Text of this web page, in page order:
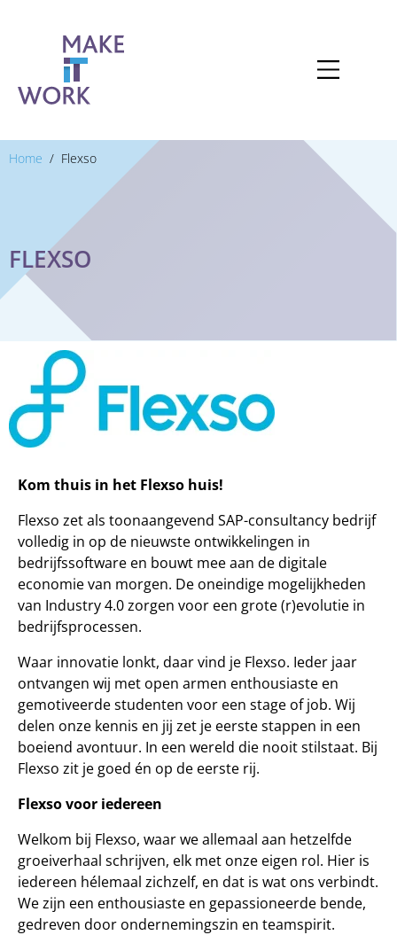
FLEXSO
Home Flexso
Kom thuis in het Flexso huis!
Flexso zet als toonaangevend SAP-consultancy bedrijf
volledig in op de nieuwste ontwikkelingen in
bedrijfssoftware en bouwt mee aan de digitale
economie van morgen. De oneindige mogelijkheden
van Industry 4.0 zorgen voor een grote (r)evolutie in
bedrijfsprocessen.
Waar innovatie lonkt, daar vind je Flexso. Ieder jaar
ontvangen wij met open armen enthousiaste en
gemotiveerde studenten voor een stage of job. Wij
delen onze kennis en jij zet je eerste stappen in een
boeiend avontuur. In een wereld die nooit stilstaat. Bij
Flexso zit je goed én op de eerste rij.
Flexso voor iedereen
Welkom bij Flexso, waar we allemaal aan hetzelfde
groeiverhaal schrijven, elk met onze eigen rol. Hier is
iedereen hélemaal zichzelf, en dat is wat ons verbindt.
We zijn een enthousiaste en gepassioneerde bende,
gedreven door ondernemingszin en teamspirit.